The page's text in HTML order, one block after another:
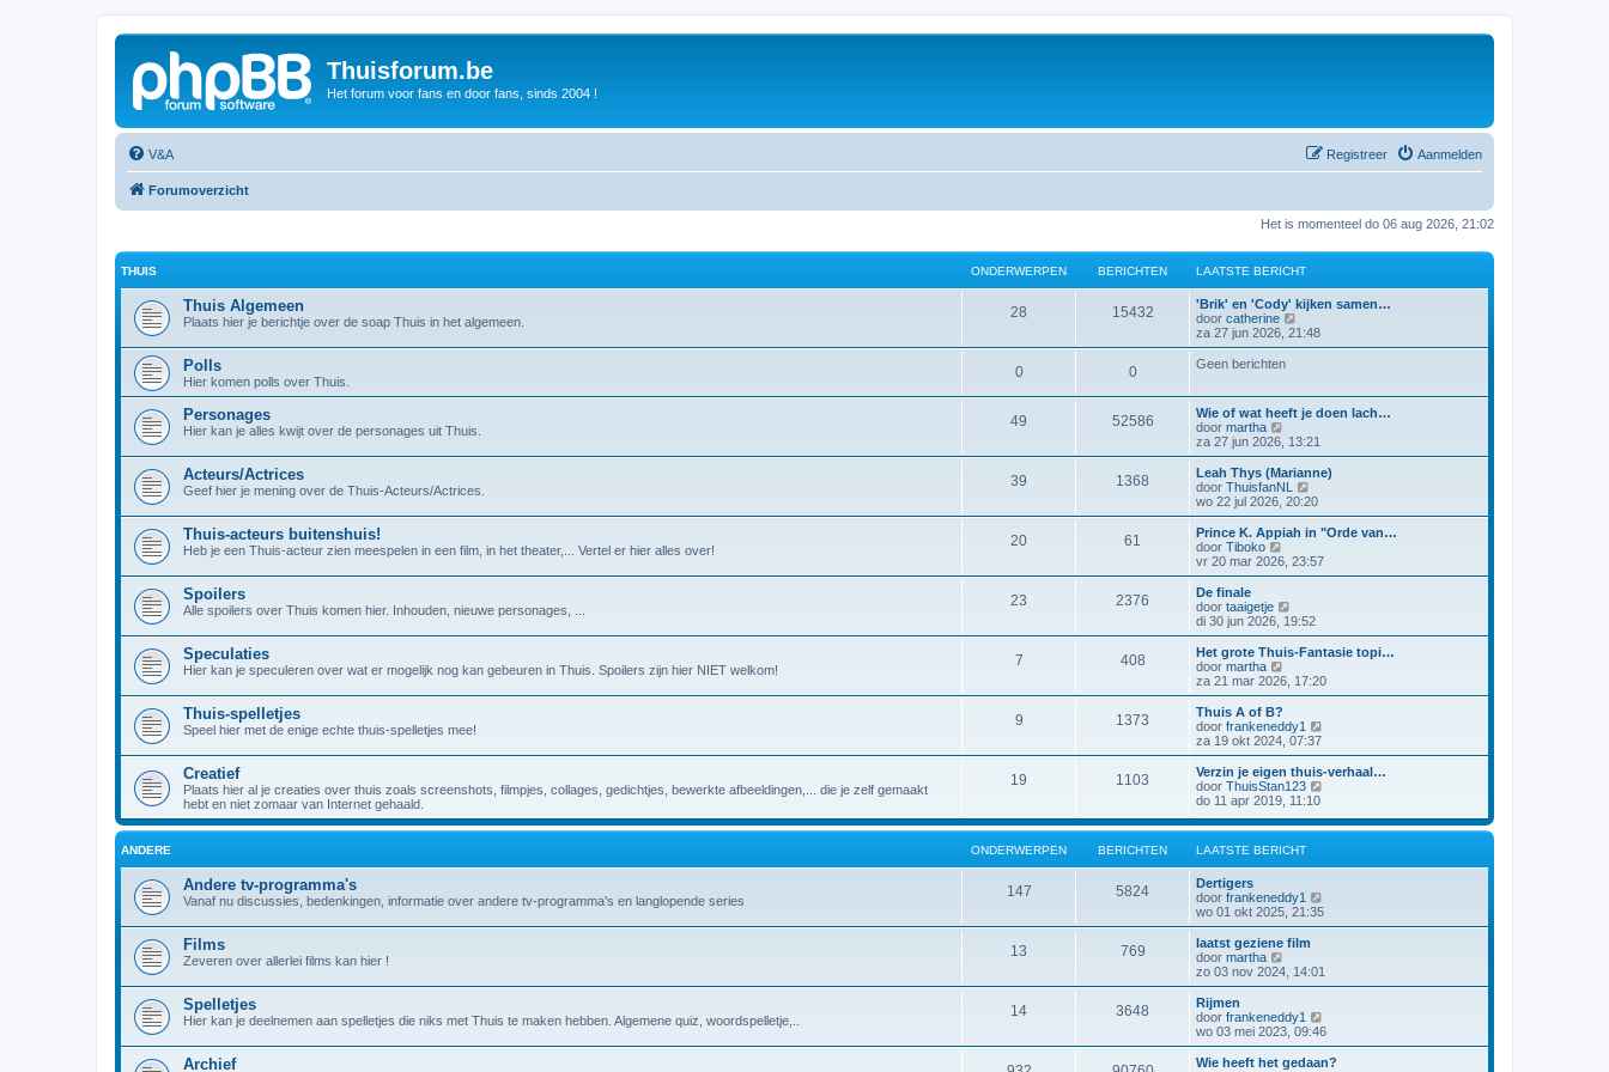
Thuisforum.be
Het forum voor fans en door fans, sinds 2004 !
V&A Aanmelden
Registreer
Forumoverzicht
Het is momenteel do 06 aug 2026, 21:02
THUIS ONDERWERPEN BERICHTEN LAATSTE BERICHT
Thuis Algemeen
Plaats hier je berichtje over de soap Thuis in het algemeen.
28 15432
'Brik' en 'Cody' kijken samen…
door catherine
e
k
l
a
t
s
t
e
b
e
r
c
h
za 27 jun 2026, 21:48
Polls
Hier komen polls over Thuis.
0 0 Geen berichten
Personages
Hier kan je alles kwijt over de personages uit Thuis.
49 52586
Wie of wat heeft je doen lach…
door martha
e
k
i
j
k
a
a
t
s
b
e
r
i
h
t
za 27 jun 2026, 13:21
Acteurs/Actrices
Geef hier je mening over de Thuis-Acteurs/Actrices.
39 1368
Leah Thys (Marianne)
door ThuisfanNL
e
k
i
k
t
s
e
e
r
c
h
t
wo 22 jul 2026, 20:20
Thuis-acteurs buitenshuis!
Heb je een Thuis-acteur zien meespelen in een film, in het theater,... Vertel er hier alles over!
20 61
Prince K. Appiah in "Orde van…
door Tiboko
e
k
j
k
a
a
t
s
b
e
r
i
c
h
t
vr 20 mar 2026, 23:57
Spoilers
Alle spoilers over Thuis komen hier. Inhouden, nieuwe personages, ...
23 2376
De finale
door taaigetje
e
k
i
k
a
t
s
e
b
e
r
i
c
di 30 jun 2026, 19:52
Speculaties
Hier kan je speculeren over wat er mogelijk nog kan gebeuren in Thuis. Spoilers zijn hier NIET welkom!
7 408
Het grote Thuis-Fantasie topi…
door martha
e
k
j
k
l
a
t
s
t
e
b
e
i
c
h
t
za 21 mar 2026, 17:20
Thuis-spelletjes
Speel hier met de enige echte thuis-spelletjes mee!
9 1373
Thuis A of B?
door frankeneddy1
k
a
s
b
e
h
za 19 okt 2024, 07:37
Creatief
Plaats hier al je creaties over thuis zoals screenshots, filmpjes, collages, gedichtjes, bewerkte afbeeldingen,... die je zelf gemaakt
hebt en niet zomaar van Internet gehaald.
19 1103
Verzin je eigen thuis-verhaal…
door ThuisStan123
i
l
t
s
e
c
h
t
do 11 apr 2019, 11:10
ANDERE ONDERWERPEN BERICHTEN LAATSTE BERICHT
Andere tv-programma's
Vanaf nu discussies, bedenkingen, informatie over andere tv-programma's en langlopende series
147 5824
Dertigers
door frankeneddy1
e
k
t
s
e
wo 01 okt 2025, 21:35
Films
Zeveren over allerlei films kan hier !
13 769
laatst geziene film
door martha
e
k
j
k
zo 03 nov 2024, 14:01
Spelletjes
Hier kan je deelnemen aan spelletjes die niks met Thuis te maken hebben. Algemene quiz, woordspelletje,..
14 3648
Rijmen
door frankeneddy1
e
k
i
wo 03 mei 2023, 09:46
Archief
Wie heeft het gedaan?